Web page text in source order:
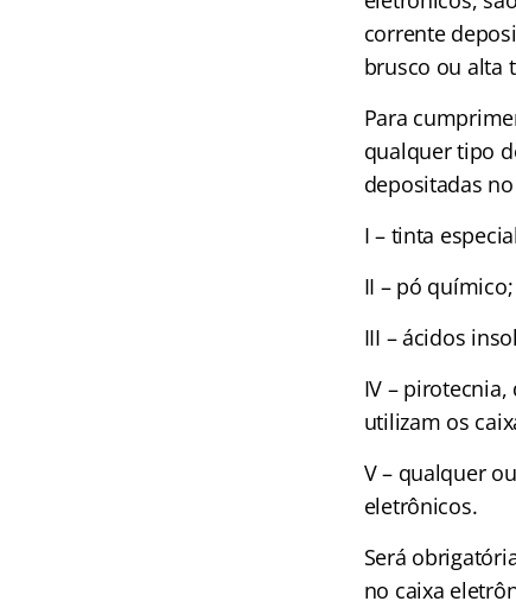
corrente
brusco ou alta
Para
qualquer tipo
depositadas
I – tinta
II – pó químico;
III – ácidos
IV –
utilizam os
V – qualquer
eletrônicos.
Será
no caixa